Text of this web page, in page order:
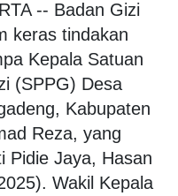
-- Badan Gizi
keras tindakan
Kepala Satuan
(SPPG) Desa
Kabupaten
Reza, yang
Pidie Jaya, Hasan
Wakil Kepala